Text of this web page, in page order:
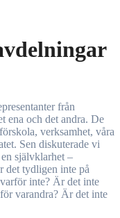
från
ena och det andra. De
verksamhet, våra
Sen diskuterade vi
självklarhet –
det tydligen inte på
inte? Är det inte
varandra? Är det inte